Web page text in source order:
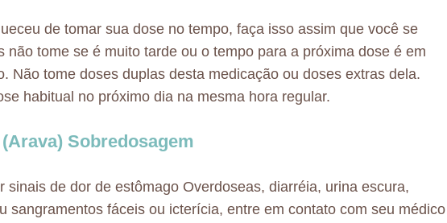
de tomar sua dose no tempo, faça isso assim que você se
não tome se é muito tarde ou o tempo para a próxima dose é em
Não tome doses duplas desta medicação ou doses extras dela.
habitual no próximo dia na mesma hora regular.
Sobredosagem
sinais de dor de estômago Overdoseas, diarréia, urina escura,
sangramentos fáceis ou icterícia, entre em contato com seu médico